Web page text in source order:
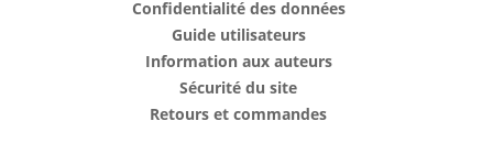
Confidentialité des données
Guide utilisateurs
Information aux auteurs
Sécurité du site
Retours et commandes